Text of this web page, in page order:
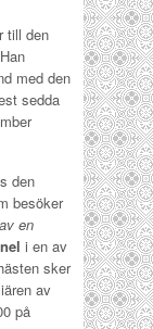
till den
med den
sedda
den
besöker
en
i en av
sker
av
på